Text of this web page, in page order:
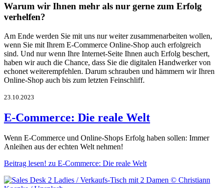
Warum wir Ihnen mehr als nur gerne zum Erfolg
verhelfen?
Am Ende werden Sie mit uns nur weiter zusammenarbeiten wollen,
wenn Sie mit Ihrem E-Commerce Online-Shop auch erfolgreich
sind. Und nur wenn Ihre Internet-Seite Ihnen auch Erfolg beschert,
haben wir auch die Chance, dass Sie die digitalen Handwerker von
echonet weiterempfehlen. Darum schrauben und hämmern wir Ihren
Online-Shop auch bis zum letzten Feinschliff.
23.10.2023
E-Commerce: Die reale Welt
Wenn E-Commerce und Online-Shops Erfolg haben sollen: Immer
Anleihen aus der echten Welt nehmen!
Beitrag lesen! zu E-Commerce: Die reale Welt